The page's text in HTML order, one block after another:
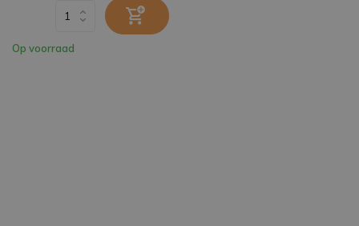
Op voorraad